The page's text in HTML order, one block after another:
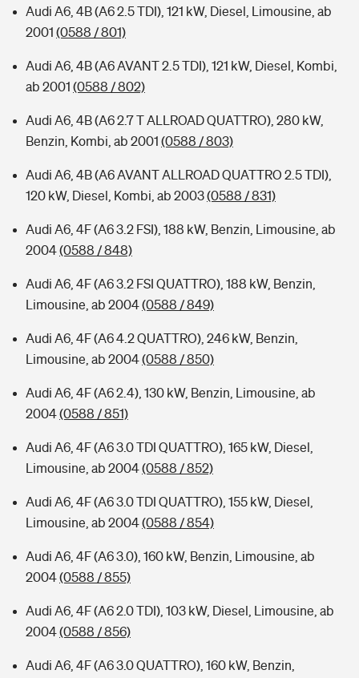
Audi A6, 4B (A6 2.5 TDI), 121 kW, Diesel, Limousine, ab
2001 (0588 / 801)
Audi A6, 4B (A6 AVANT 2.5 TDI), 121 kW, Diesel, Kombi,
ab 2001 (0588 / 802)
Audi A6, 4B (A6 2.7 T ALLROAD QUATTRO), 280 kW,
Benzin, Kombi, ab 2001 (0588 / 803)
Audi A6, 4B (A6 AVANT ALLROAD QUATTRO 2.5 TDI),
120 kW, Diesel, Kombi, ab 2003(0588 / 831)
Audi A6, 4F (A6 3.2 FSI), 188 kW, Benzin, Limousine, ab
2004(0588 / 848)
Audi A6, 4F (A6 3.2 FSI QUATTRO), 188 kW, Benzin,
Limousine, ab 2004(0588 / 849)
Audi A6, 4F (A6 4.2 QUATTRO), 246 kW, Benzin,
Limousine, ab 2004(0588 / 850)
Audi A6, 4F (A6 2.4), 130 kW, Benzin, Limousine, ab
2004(0588 / 851)
Audi A6, 4F (A6 3.0 TDI QUATTRO), 165 kW, Diesel,
Limousine, ab 2004(0588 / 852)
Audi A6, 4F (A6 3.0 TDI QUATTRO), 155 kW, Diesel,
Limousine, ab 2004(0588 / 854)
Audi A6, 4F (A6 3.0), 160 kW, Benzin, Limousine, ab
2004(0588 / 855)
Audi A6, 4F (A6 2.0 TDI), 103 kW, Diesel, Limousine, ab
2004(0588 / 856)
Audi A6, 4F (A6 3.0 QUATTRO), 160 kW, Benzin,